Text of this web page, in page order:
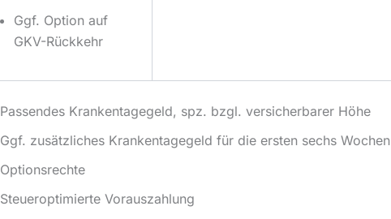
Ggf. Option auf
GKV-Rückkehr
Passendes Krankentagegeld, spz. bzgl. versicherbarer Höhe
Ggf. zusätzliches Krankentagegeld für die ersten sechs Wochen
Optionsrechte
Steueroptimierte Vorauszahlung